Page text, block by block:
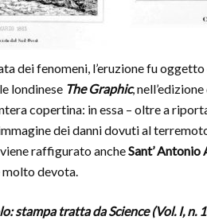
dei fenomeni, l’eruzione fu
londinese The Graphic,
copertina: in essa – oltre a
dei danni dovuti al
raffigurato ancheSant’
molto devota.
stampa tratta da Science (Vol. I, n.